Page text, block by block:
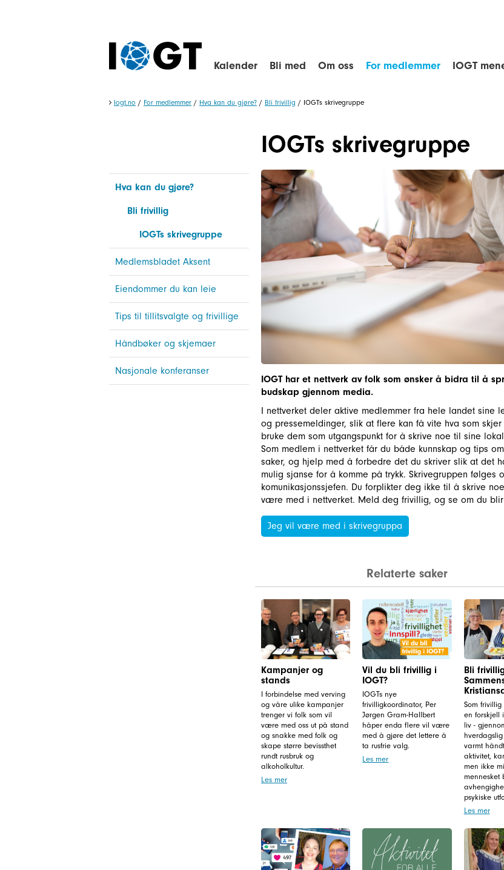
Kalender Bli med Om oss For medlemmer IOGT
Iogt.no / For medlemmer / Hva kan du gjøre? / Bli frivillig / IOGTs skrivegruppe
Hva kan du gjøre?
Bli frivillig
IOGTs skrivegruppe
Medlemsbladet Aksent
Eiendommer du kan leie
Tips til tillitsvalgte og frivillige
Håndbøker og skjemaer
Nasjonale konferanser
IOGTs skrivegruppe
IOGT har et nettverk av folk som ønsker å bidra til å
budskap gjennom media.
I nettverket deler aktive medlemmer fra hele landet sine
og pressemeldinger, slik at flere kan få vite hva som skjer
bruke dem som utgangspunkt for å skrive noe til sine
Som medlem i nettverket får du både kunnskap og tips
saker, og hjelp med å forbedre det du skriver slik at det
mulig sjanse for å komme på trykk. Skrivegruppen følges
komunikasjonssjefen. Du forplikter deg ikke til å skrive
være med i nettverket. Meld deg frivillig, og se om du
Jeg vil være med i skrivegruppa
Relaterte saker
Kampanjer og
stands
I forbindelse med verving
og våre ulike kampanjer
trenger vi folk som vil
være med oss ut på stand
og snakke med folk og
skape større bevissthet
rundt rusbruk og
alkoholkultur.
Les mer
Vil du bli frivillig i
IOGT?
IOGTs nye
frivilligkoordinator, Per
Jørgen Gram-Hallbert
håper enda flere vil være
med å gjøre det lettere å
ta rusfrie valg.
Les mer
Bli
Som
en forskjell
liv -
varmt
aktivitet,
men ikke
mennesket
psykiske
Les mer